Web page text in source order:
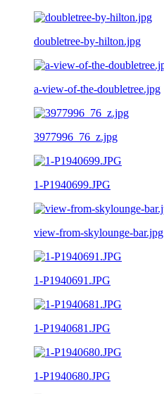
doubletree-by-hilton.jpg
a-view-of-the-doubletree.jpg
3977996_76_z.jpg
1-P1940699.JPG
view-from-skylounge-bar.jpg
1-P1940691.JPG
1-P1940681.JPG
1-P1940680.JPG